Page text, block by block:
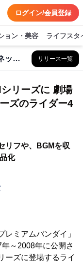
ログイン/会員登録
ョン・美容 ライフスタ
株式会社BANDAI SPIRITS ネット戦略室 リリース一覧
リーズに 劇場
ズのライダー4
リフや、BGMを収
化
ミアムバンダイ」
～2008年に公開さ
ーズに登場するライ